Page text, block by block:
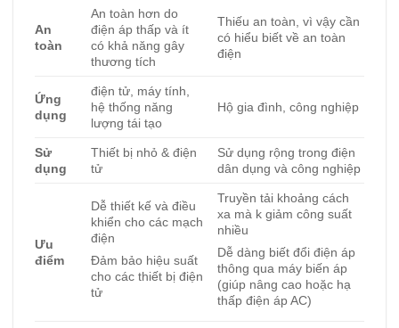
An
toàn
An toàn hơn do
điện áp thấp và ít
có khả năng gây
thương tích
Thiếu an toàn, vì vậy cần
có hiểu biết về an toàn
điện
Ứng
dụng
điện tử, máy tính,
hệ thống năng
lượng tái tạo
Hộ gia đình, công nghiệp
Sử
dụng
Thiết bị nhỏ & điện
tử
Sử dụng rộng trong điện
dân dụng và công nghiệp
Ưu
điểm
Dễ thiết kế và điều
khiển cho các mạch
điện
Đảm bảo hiệu suất
cho các thiết bị điện
tử
Truyền tải khoảng cách
xa mà k giảm công suất
nhiều
Dễ dàng biết đổi điện áp
thông qua máy biến áp
(giúp nâng cao hoặc hạ
thấp điện áp AC)